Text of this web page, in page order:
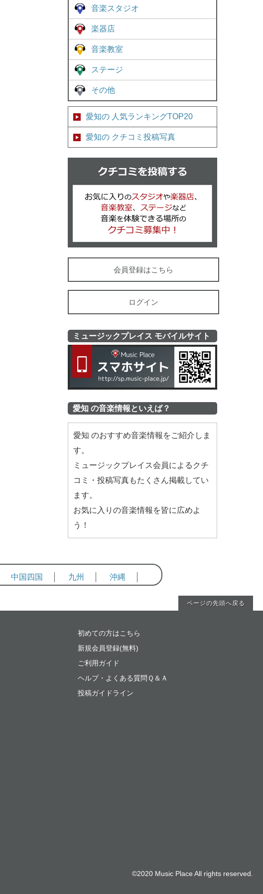
音楽スタジオ
楽器店
音楽教室
ステージ
その他
愛知の 人気ランキングTOP20
愛知の クチコミ投稿写真
会員登録はこちら
ログイン
ミュージックプレイス モバイルサイト
愛知 の音楽情報といえば？
愛知 のおすすめ音楽情報をご紹介しま
す。
ミュージックプレイス会員によるクチ
コミ・投稿写真もたくさん掲載してい
ます。
お気に入りの音楽情報を皆に広めよ
う！
中国四国 九州 沖縄
ページの先頭へ戻る
初めての方はこちら
新規会員登録(無料)
ご利用ガイド
ヘルプ・よくある質問Ｑ＆Ａ
投稿ガイドライン
©2020 Music Place All rights reserved.